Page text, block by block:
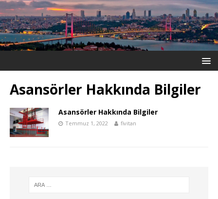
Asansörler Hakkında Bilgiler
Asansörler Hakkında Bilgiler
Temmuz 1, 2022 fivitan